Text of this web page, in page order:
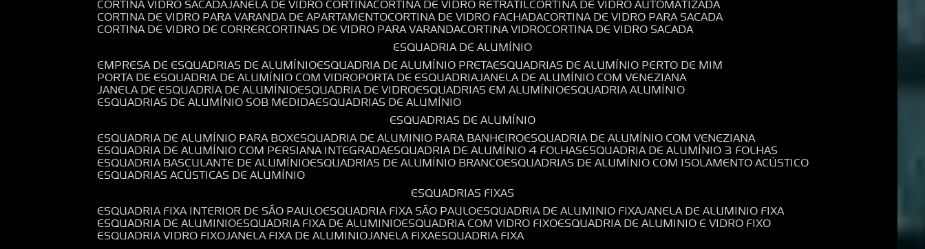
CORTINA VIDRO SACADA JANELA DE VIDRO CORTINA CORTINA DE VIDRO RETRÁTIL CORTINA DE VIDRO AUTOMATIZADA
CORTINA DE VIDRO PARA VARANDA DE APARTAMENTO CORTINA DE VIDRO FACHADA CORTINA DE VIDRO PARA SACADA
CORTINA DE VIDRO DE CORRER CORTINAS DE VIDRO PARA VARANDA CORTINA VIDRO CORTINA DE VIDRO SACADA
ESQUADRIA DE ALUMÍNIO
EMPRESA DE ESQUADRIAS DE ALUMÍNIO ESQUADRIA DE ALUMÍNIO PRETA ESQUADRIAS DE ALUMÍNIO PERTO DE MIM
PORTA DE ESQUADRIA DE ALUMÍNIO COM VIDRO PORTA DE ESQUADRIA JANELA DE ALUMÍNIO COM VENEZIANA
JANELA DE ESQUADRIA DE ALUMÍNIO ESQUADRIA DE VIDRO ESQUADRIAS EM ALUMÍNIO ESQUADRIA ALUMÍNIO
ESQUADRIAS DE ALUMÍNIO SOB MEDIDA ESQUADRIAS DE ALUMÍNIO
ESQUADRIAS DE ALUMÍNIO
ESQUADRIA DE ALUMÍNIO PARA BOX ESQUADRIA DE ALUMINIO PARA BANHEIRO ESQUADRIA DE ALUMÍNIO COM VENEZIANA
ESQUADRIA DE ALUMÍNIO COM PERSIANA INTEGRADA ESQUADRIA DE ALUMÍNIO 4 FOLHAS ESQUADRIA DE ALUMÍNIO 3 FOLHAS
ESQUADRIA BASCULANTE DE ALUMÍNIO ESQUADRIAS DE ALUMÍNIO BRANCO ESQUADRIAS DE ALUMÍNIO COM ISOLAMENTO ACÚSTICO
ESQUADRIAS ACÚSTICAS DE ALUMÍNIO
ESQUADRIAS FIXAS
ESQUADRIA FIXA INTERIOR DE SÃO PAULO ESQUADRIA FIXA SÃO PAULO ESQUADRIA DE ALUMINIO FIXA JANELA DE ALUMINIO FIXA
ESQUADRIA DE ALUMINIO ESQUADRIA FIXA DE ALUMINIO ESQUADRIA COM VIDRO FIXO ESQUADRIA DE ALUMINIO E VIDRO FIXO
ESQUADRIA VIDRO FIXO JANELA FIXA DE ALUMINIO JANELA FIXA ESQUADRIA FIXA